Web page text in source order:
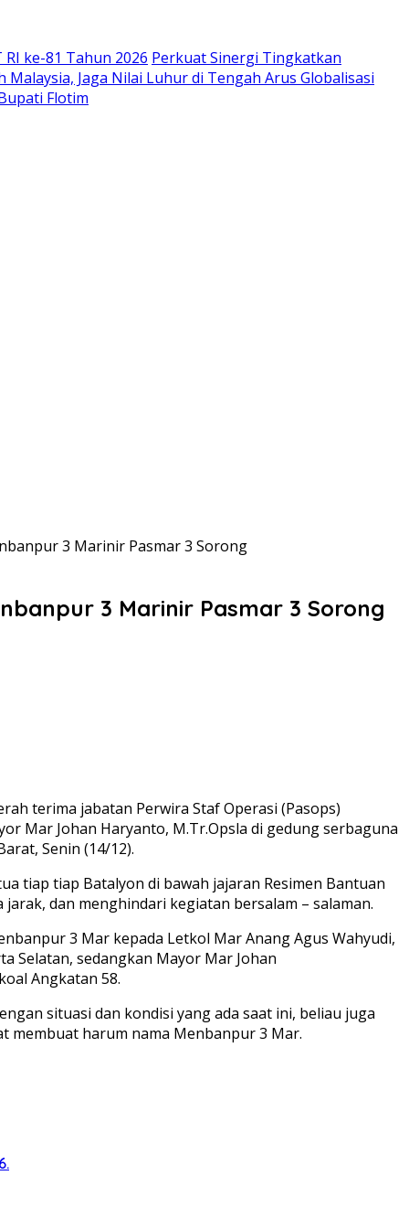
ke-81 Tahun 2026 Perkuat Sinergi Tingkatkan
Jaga Nilai Luhur di Tengah Arus Globalisasi
Flotim
3 Marinir Pasmar 3 Sorong
3 Marinir Pasmar 3 Sorong
terima jabatan Perwira Staf Operasi (Pasops)
Mar Johan Haryanto, M.Tr.Opsla di gedung serbaguna
Senin (14/12).
tiap tiap Batalyon di bawah jajaran Resimen Bantuan
dan menghindari kegiatan bersalam – salaman.
3 Mar kepada Letkol Mar Anang Agus Wahyudi,
Selatan, sedangkan Mayor Mar Johan
Angkatan 58.
situasi dan kondisi yang ada saat ini, beliau juga
membuat harum nama Menbanpur 3 Mar.